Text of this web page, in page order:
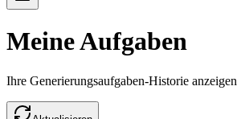
Meine Aufgaben
Ihre Generierungsaufgaben-Historie anzeigen